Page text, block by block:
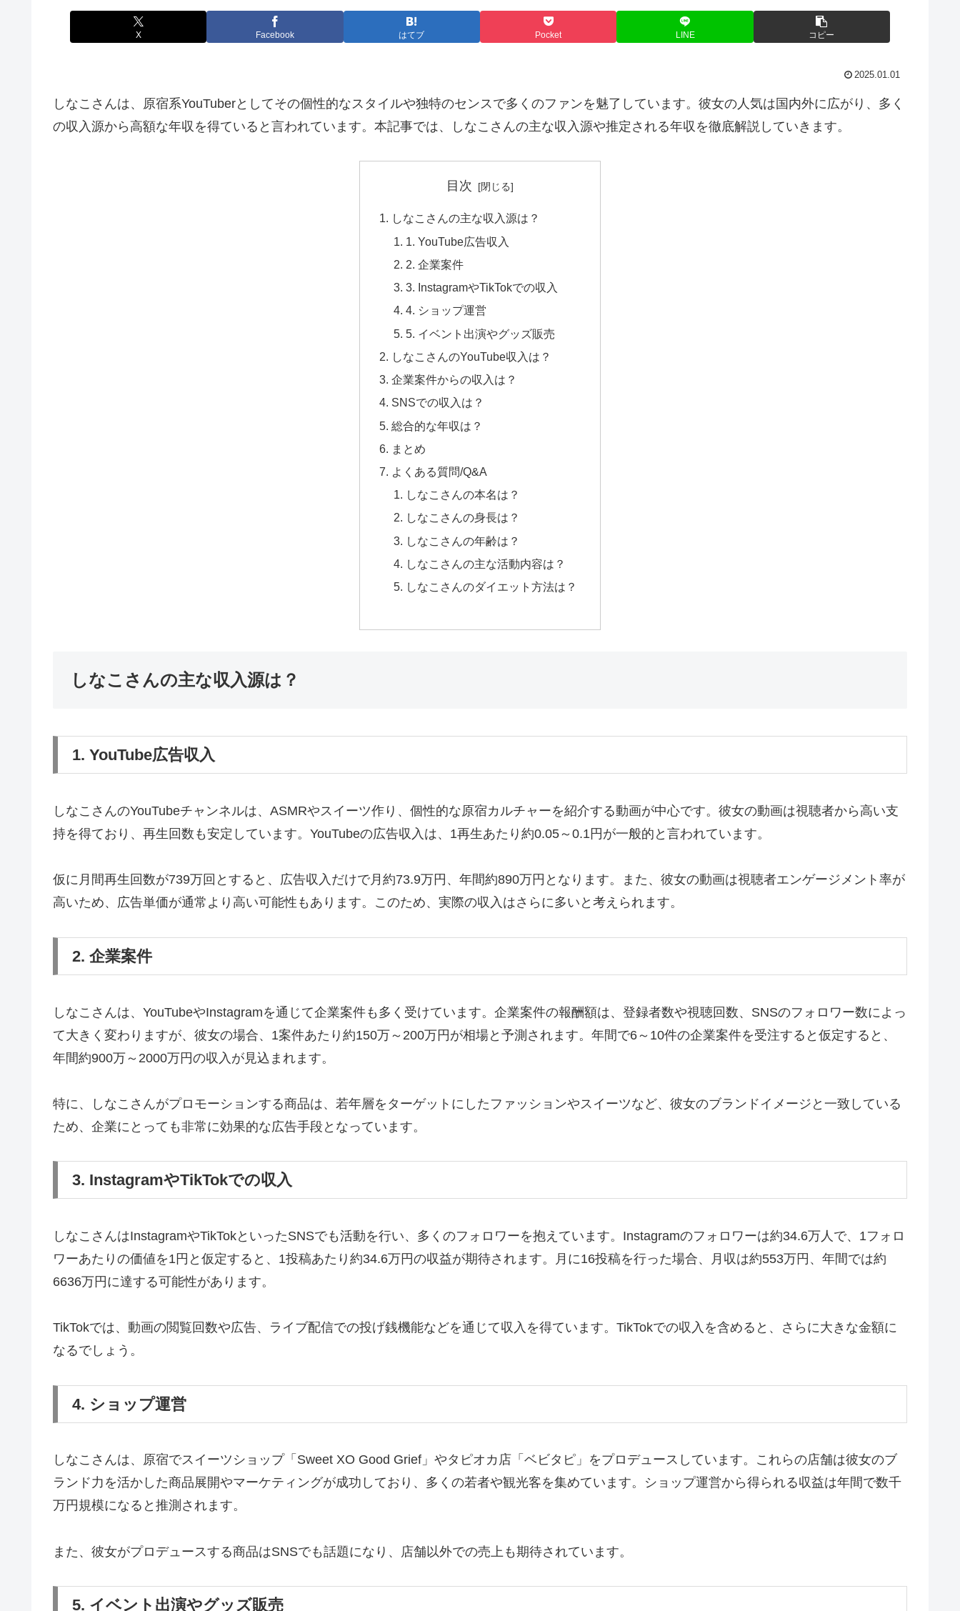
X Facebook はてブ Pocket LINE コピー
2025.01.01
しなこさんは、原宿系YouTuberとしてその個性的なスタイルや独特のセンスで多くのファンを魅了しています。彼女の人気は国内外に広がり、多く
の収入源から高額な年収を得ていると言われています。本記事では、しなこさんの主な収入源や推定される年収を徹底解説していきます。
目次
しなこさんの主な収入源は？
1. YouTube広告収入
2. 企業案件
3. InstagramやTikTokでの収入
4. ショップ運営
5. イベント出演やグッズ販売
しなこさんのYouTube収入は？
企業案件からの収入は？
SNSでの収入は？
総合的な年収は？
まとめ
よくある質問/Q&A
しなこさんの本名は？
しなこさんの身長は？
しなこさんの年齢は？
しなこさんの主な活動内容は？
しなこさんのダイエット方法は？
しなこさんの主な収入源は？
1. YouTube広告収入
しなこさんのYouTubeチャンネルは、ASMRやスイーツ作り、個性的な原宿カルチャーを紹介する動画が中心です。彼女の動画は視聴者から高い支
持を得ており、再生回数も安定しています。YouTubeの広告収入は、1再生あたり約0.05～0.1円が一般的と言われています。
仮に月間再生回数が739万回とすると、広告収入だけで月約73.9万円、年間約890万円となります。また、彼女の動画は視聴者エンゲージメント率が
高いため、広告単価が通常より高い可能性もあります。このため、実際の収入はさらに多いと考えられます。
2. 企業案件
しなこさんは、YouTubeやInstagramを通じて企業案件も多く受けています。企業案件の報酬額は、登録者数や視聴回数、SNSのフォロワー数によっ
て大きく変わりますが、彼女の場合、1案件あたり約150万～200万円が相場と予測されます。年間で6～10件の企業案件を受注すると仮定すると、
年間約900万～2000万円の収入が見込まれます。
特に、しなこさんがプロモーションする商品は、若年層をターゲットにしたファッションやスイーツなど、彼女のブランドイメージと一致している
ため、企業にとっても非常に効果的な広告手段となっています。
3. InstagramやTikTokでの収入
しなこさんはInstagramやTikTokといったSNSでも活動を行い、多くのフォロワーを抱えています。Instagramのフォロワーは約34.6万人で、1フォロ
ワーあたりの価値を1円と仮定すると、1投稿あたり約34.6万円の収益が期待されます。月に16投稿を行った場合、月収は約553万円、年間では約
6636万円に達する可能性があります。
TikTokでは、動画の閲覧回数や広告、ライブ配信での投げ銭機能などを通じて収入を得ています。TikTokでの収入を含めると、さらに大きな金額に
なるでしょう。
4. ショップ運営
しなこさんは、原宿でスイーツショップ「Sweet XO Good Grief」やタピオカ店「ベビタピ」をプロデュースしています。これらの店舗は彼女のブ
ランド力を活かした商品展開やマーケティングが成功しており、多くの若者や観光客を集めています。ショップ運営から得られる収益は年間で数千
万円規模になると推測されます。
また、彼女がプロデュースする商品はSNSでも話題になり、店舗以外での売上も期待されています。
5. イベント出演やグッズ販売